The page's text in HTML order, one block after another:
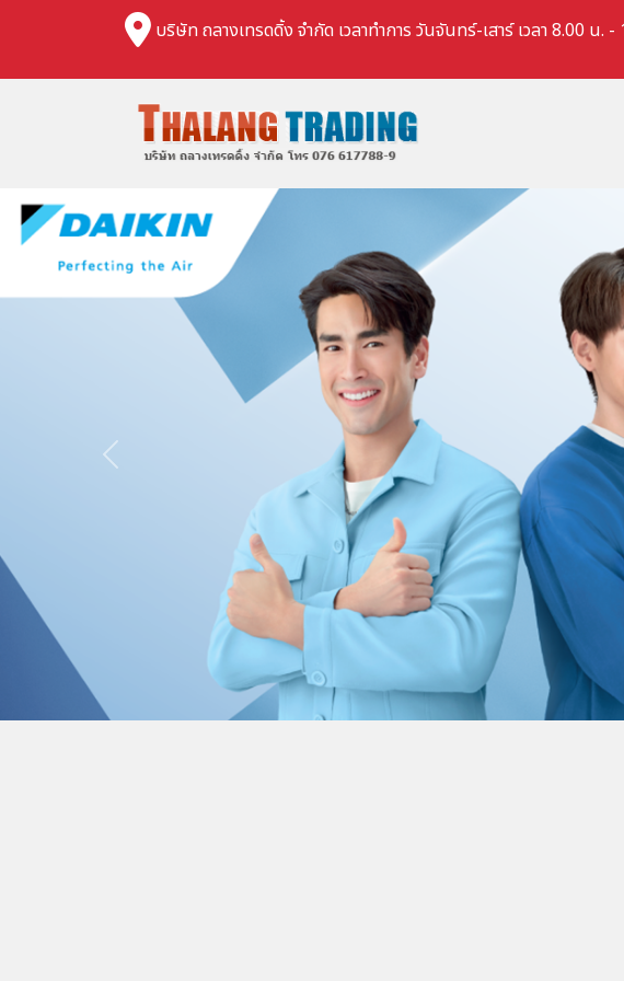
บริษัท ถลางเทรดดิ้ง จำกัด เวลาทำการ วันจันทร์-เสาร์ เวลา 8.00 น. -
Previous